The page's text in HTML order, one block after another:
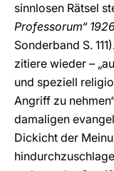
sinnlosen Rätsel
Professorum“
Sonderband S.
zitiere wieder –
und speziell
Angriff zu
damaligen
Dickicht der